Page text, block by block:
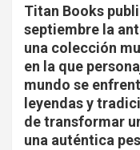
Titan Books
septiembre la
una colección
en la que
mundo se
leyendas y
de transformar
una auténtica